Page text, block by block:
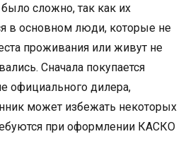
сложно, так как их
в основном люди, которые не
проживания или живут не
Сначала покупается
официального дилера,
может избежать некоторых
при оформлении КАСКО